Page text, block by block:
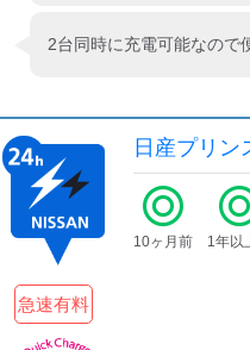
2台同時に充電可能なので
日産プリン
急速有料
10ヶ月前 1年以